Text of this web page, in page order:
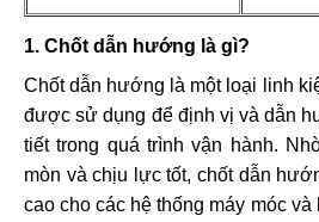
1. Chốt dẫn hướng là gì?
Chốt dẫn hướng là một loại linh
được sử dụng để định vị và dẫn
tiết trong quá trình vận hành.
mòn và chịu lực tốt, chốt dẫn
cao cho các hệ thống máy móc